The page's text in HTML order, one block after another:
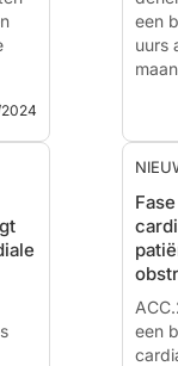
een
uurs
een